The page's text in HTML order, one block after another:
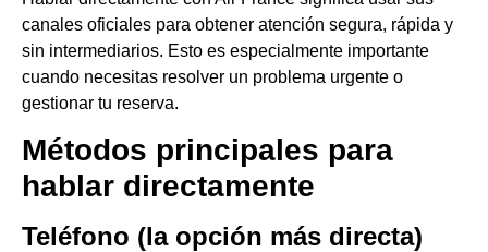
canales oficiales para obtener atención segura, rápida y
sin intermediarios. Esto es especialmente importante
cuando necesitas resolver un problema urgente o
gestionar tu reserva.
Métodos principales para
hablar directamente
Teléfono (la opción más directa)